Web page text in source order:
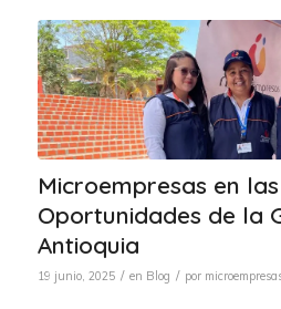
Microempresas en
Oportunidades de la
Antioquia
19 junio, 2025 / en Blog / por